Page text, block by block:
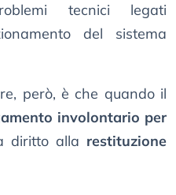
tecnici legati
del sistema
però, è che quando il
involontario per
diritto alla restituzione